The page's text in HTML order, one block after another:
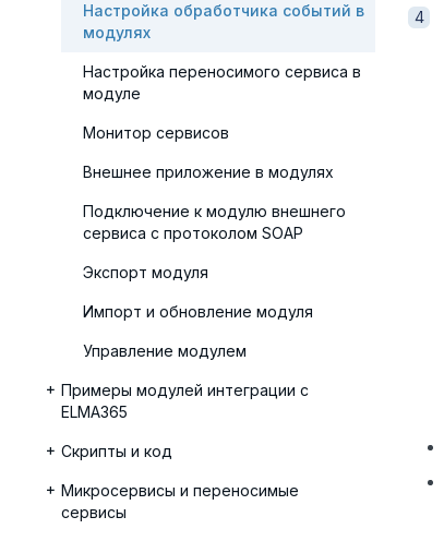
Настройка обработчика событий в
модулях
Настройка переносимого сервиса в
модуле
Монитор сервисов
Внешнее приложение в модулях
Подключение к модулю внешнего
сервиса с протоколом SOAP
Экспорт модуля
Импорт и обновление модуля
Управление модулем
Примеры модулей интеграции с
ELMA365
Скрипты и код
Микросервисы и переносимые
сервисы